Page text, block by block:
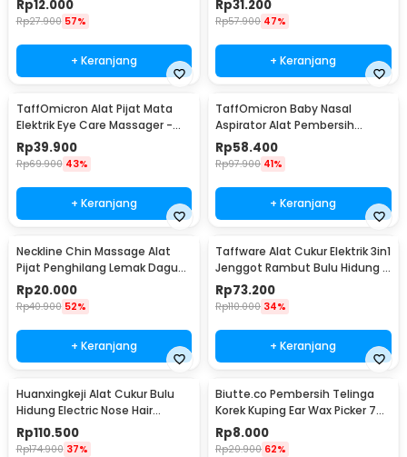
Rp12.000
Rp27.900 57%
+ Keranjang
Rp31.200
Rp57.900 47%
+ Keranjang
TaffOmicron Alat Pijat Mata
Elektrik Eye Care Massager -
XTK-018
Rp39.900
Rp69.900 43%
+ Keranjang
TaffOmicron Baby Nasal
Aspirator Alat Pembersih
Hidung Bayi - HD-8031
Rp58.400
Rp97.900 41%
+ Keranjang
Neckline Chin Massage Alat
Pijat Penghilang Lemak Dagu
Rahang - A241
Rp20.000
Rp40.900 52%
+ Keranjang
Taffware Alat Cukur Elektrik 3in1
Jenggot Rambut Bulu Hidung -
AG-818
Rp73.200
Rp110.000 34%
+ Keranjang
Huanxingkeji Alat Cukur Bulu
Hidung Electric Nose Hair
Trimmer - HN1
Rp110.500
Rp174.900 37%
Biutte.co Pembersih Telinga
Korek Kuping Ear Wax Picker 7
PCS - JC7
Rp8.000
Rp20.900 62%